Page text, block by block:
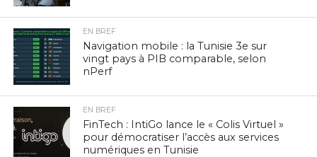
EN BREF
Navigation mobile : la Tunisie 3e sur
vingt pays à PIB comparable, selon
nPerf
EN BREF
FinTech : IntiGo lance le « Colis Virtuel »
pour démocratiser l’accès aux services
numériques en Tunisie